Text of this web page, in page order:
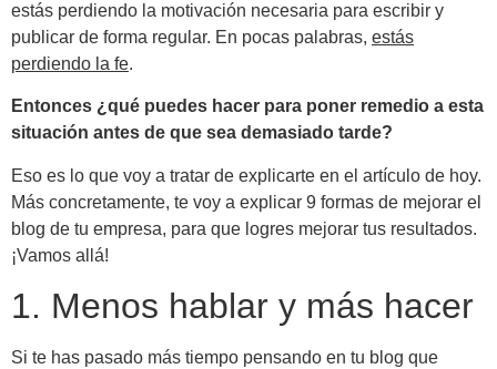
estás perdiendo la motivación necesaria para escribir y
publicar de forma regular. En pocas palabras, estás
perdiendo la fe.
Entonces ¿qué puedes hacer para poner remedio a esta
situación antes de que sea demasiado tarde?
Eso es lo que voy a tratar de explicarte en el artículo de hoy.
Más concretamente, te voy a explicar 9 formas de mejorar el
blog de tu empresa, para que logres mejorar tus resultados.
¡Vamos allá!
1. Menos hablar y más hacer
Si te has pasado más tiempo pensando en tu blog que